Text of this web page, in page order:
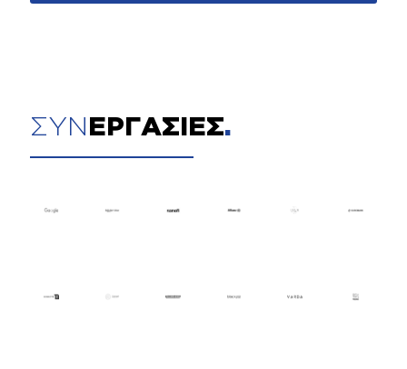
ΣΥΝ ΕΡΓΑΣΙΕΣ.